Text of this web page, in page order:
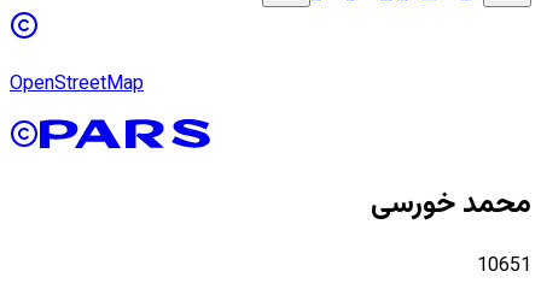
OpenStreetMap
محمد خورسی
10651